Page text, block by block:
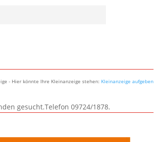
- Hier könnte Ihre Kleinanzeige stehen: Kleinanzeige aufgeben
gesucht.Telefon 09724/1878.